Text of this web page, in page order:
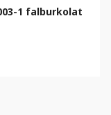
1 falburkolat